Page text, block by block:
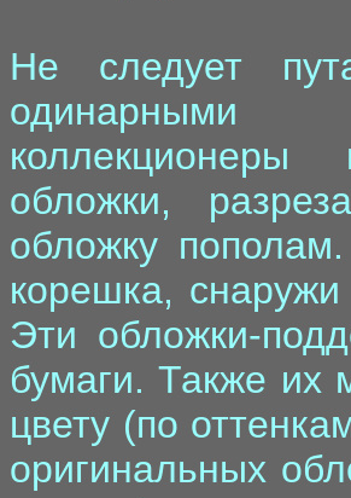
Не следует
одинарными
коллекционеры
обложки,
обложку
корешка,
Эти обложки-
бумаги. Также их
цвету (по
оригинальных